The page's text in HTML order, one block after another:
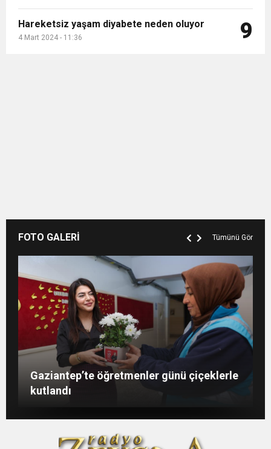
Hareketsiz yaşam diyabete neden oluyor
4 Mart 2024 - 11:36 9
FOTO GALERİ Tümünü Gör
Konukoğlu: Türkiye ekonomisine 11 farklı
sektörde değer katıyoruz
Gaziantep’te öğretmenler günü çiçeklerle
kutlandı
GAÜN’de gri kod tatbikatı gerçeği
Şahin: “İstikbalimizi şekillendirecek olan
sizlersiniz”